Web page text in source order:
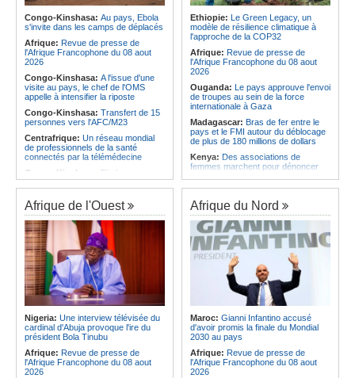
Afrique:AfroBasket U18 (F) - Le
Sénégal craque au 3e quart-temps
et s'incline face à la Tunisie (44-43)
Afrique du Nord:Santé - La
Tunisie troisième pays arabe et 49e
au monde
Angola:Le pays criminalise la
diffusion de fausses informations
sur Internet
Afrique:Revue de presse de
l'Afrique francophone du 07 août
2026
Congo-Kinshasa: Au pays, Ebola
s'invite dans les camps de déplacés
Afrique: Revue de presse de
l'Afrique Francophone du 08 aout
2026
Congo-Kinshasa: A l'issue d'une
visite au pays, le chef de l'OMS
appelle à intensifier la riposte
Congo-Kinshasa: Transfert de 15
personnes vers l'AFC/M23
Centrafrique: Un réseau mondial
de professionnels de la santé
connectés par la télémédecine
Congo-Kinshasa: Ebola au pays -
Africa CDC mise sur les
communautés
Afrique Centrale:L'explosion de la
demande de viande de brousse
extermine la faune sauvage
Congo-Kinshasa:Après l'accord
avec une branche des FDLR, les
zones d'ombre persistent
Centrafrique: Un gendarme détenu
par le groupe armé AAKG retrouve
la liberté
Rome et Kigali discutent
d'une possible externalisation au
pays des procédures d'asile à
destination de l'Italie
Ethiopie: Le Green Legacy, un
modèle de résilience climatique à
l'approche de la COP32
Afrique: Revue de presse de
l'Afrique Francophone du 08 aout
2026
Ouganda: Le pays approuve l'envoi
de troupes au sein de la force
internationale à Gaza
Madagascar: Bras de fer entre le
pays et le FMI autour du déblocage
de plus de 180 millions de dollars
Kenya: Des associations de
femmes marchent pour dénoncer
Afrique:La CEA renforce les
capacités des parlementaires de
l'Afrique de l'Est
Congo-Kinshasa:
Après l'accord
avec une branche des FDLR, les
zones d'ombre persistent
Sud-Soudan:
Le pays à la croisée
des chemins, alerte l'ONU
Rwanda:Rome et Kigali discutent
d'une possible externalisation au
pays des procédures d'asile à
destination de l'Italie
Somalie:Le camp de Galkayo
frappé par une violente attaque des
Forces du Puntland
Afrique de l'Ouest
Nigeria: Une interview télévisée du
cardinal d'Abuja provoque l'ire du
président Bola Tinubu
Afrique: Revue de presse de
l'Afrique Francophone du 08 aout
2026
Afrique du Nord
Maroc: Gianni Infantino accusé
d'avoir promis la finale du Mondial
2030 au pays
Afrique: Revue de presse de
l'Afrique Francophone du 08 aout
2026